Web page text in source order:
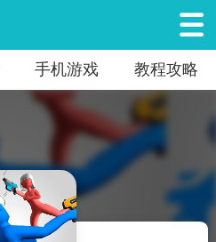
手机游戏 教程攻略